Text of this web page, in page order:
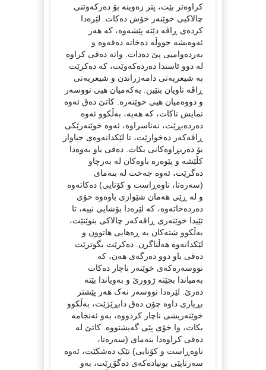
کراوەتر بێت، پتر زەوینە بۆ دەرکەوتنی
چالاکیی خوێنەر خۆش دەکات. لێرەدا
کردەی ڕاڤە دێتە پێشەوە، کە هەر
ئەوەیشە جووڵە دەخاتە دەقەوە و
بەردەوامیی پێ دەدات. واتە دەقی کراوە
لە دوو ئاستدا دەردەکەوێت، کە دەکرێت
بە شیعریەتی دامەزراندن و شیعریەتی
ڕاڤە ناویان بنێین. یەکەمیان هیی نووسەر
و دووەمیان هیی خوێنەرە. کاتێ دەق ئەوە
نمایش ناکات، کە هەیە، بەڵکوو ئەوە
دەردەبڕێت، نەناسراوە، ئەوە خوێنەرێکی
ڕاڤەکەر دەخوازێت، تا لێکدانەوەی جیاواز
بۆ دەربڕاوەکانی بکات. دەقی باو بەوەدا
کڵێشە و پێوەرە باوەکان لە بەرچاو
دەگرێت، ئەوە جەخت لە بنەمای
(سەرەتا، ناوەڕاست و کۆتایی) دەکاتەوە
و لە ڕێی هەمان شێوازی باوەوە خۆی
دەردەخاتەوە، کە لێرەدا بۆشایی نییە، تا
تێیدا خوێنەری ڕاڤەکەر چالاکی بنوێنێت،
بەڵکوو شتەکان بە ڕەهایی هاتوون و
لێکدانەوە هەڵناگرن. دەکرێت بگوترێت
دەقی باو دوو دەرگەی هەن، کە
نووسەرەکەی خوێنەر ناچار دەکات
بەمیاندا بچێتە ژوورێ و بەویاندا بێتە
دەرێ. لێرەدا نووسەر نەک هەر پێشتر
بڕیاری داوە چۆن دەق دابڕێژێت، بەڵکوو
خوێنەریشی ناچار کردووە، بەو ئەنجامە
بکات، وا خۆی پێی گەیشتووە. کاتێ لە
دەقی کراوەدا بنەمای (سەرەتا،
ناوەڕاست و کۆتایی) تێک دەشكێت، ئەوە
سەرتاپێی بونیادەکەی دەگۆڕێت، بەو